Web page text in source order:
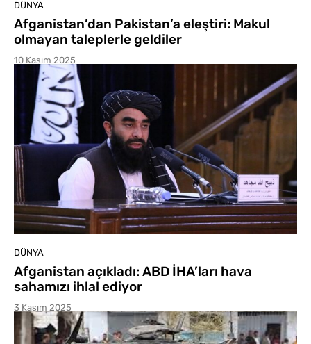
DÜNYA
Afganistan’dan Pakistan’a eleştiri: Makul
olmayan taleplerle geldiler
10 Kasım 2025
DÜNYA
Afganistan açıkladı: ABD İHA’ları hava
sahamızı ihlal ediyor
3 Kasım 2025